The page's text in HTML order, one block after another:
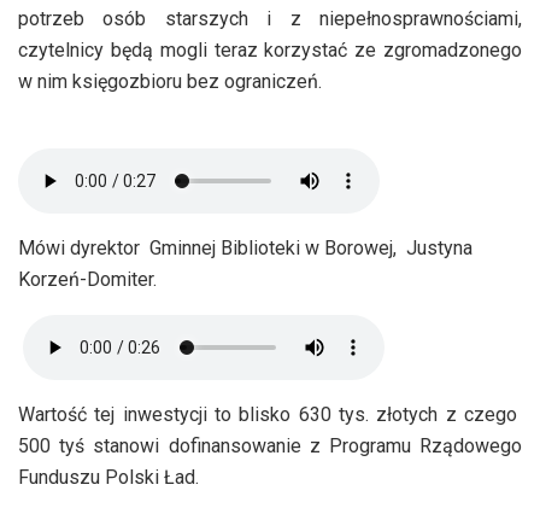
potrzeb osób starszych i z niepełnosprawnościami,
czytelnicy będą mogli teraz korzystać ze zgromadzonego
w nim księgozbioru bez ograniczeń.
Mówi dyrektor Gminnej Biblioteki w Borowej, Justyna
Korzeń-Domiter.
Wartość tej inwestycji to blisko 630 tys. złotych z czego
500 tyś stanowi dofinansowanie z Programu Rządowego
Funduszu Polski Ład.